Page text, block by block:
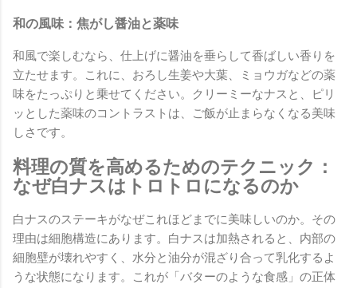
和の風味：焦がし醤油と薬味
和風で楽しむなら、仕上げに醤油を垂らして香ばしい香りを
立たせます。これに、おろし生姜や大葉、ミョウガなどの薬
味をたっぷりと乗せてください。クリーミーなナスと、ピリ
ッとした薬味のコントラストは、ご飯が止まらなくなる美味
しさです。
料理の質を高めるためのテクニック：
なぜ白ナスはトロトロになるのか
白ナスのステーキがなぜこれほどまでに美味しいのか。その
理由は細胞構造にあります。白ナスは加熱されると、内部の
細胞壁が壊れやすく、水分と油分が混ざり合って乳化するよ
うな状態になります。これが「バターのような食感」の正体